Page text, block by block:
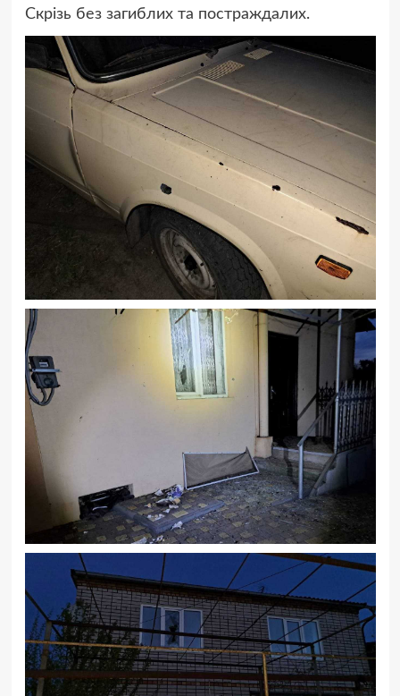
Скрізь без загиблих та постраждалих.